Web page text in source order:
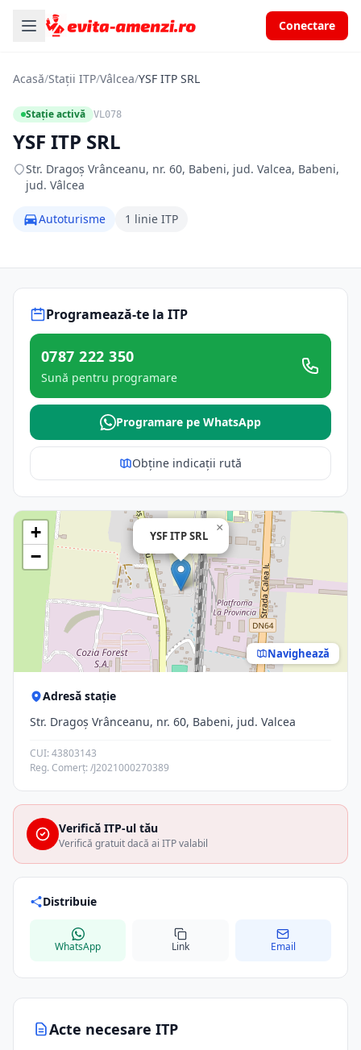
Conectare
Acasă/Stații ITP/Vâlcea/YSF ITP SRL
Stație activă VL078
YSF ITP SRL
Str. Dragoş Vrânceanu, nr. 60, Babeni, jud. Valcea, Babeni,
jud. Vâlcea
Autoturisme 1 linie ITP
Acte necesare ITP
Programează-te la ITP
0787 222 350
Sună pentru programare
Programare pe WhatsApp
Obține indicații rută
YSF ITP SRL
×
+
−
Navighează
Adresă stație
Str. Dragoş Vrânceanu, nr. 60, Babeni, jud. Valcea
CUI: 43803143
Reg. Comerț: /J2021000270389
Verifică ITP-ul tău
Verifică gratuit dacă ai ITP valabil
Distribuie
WhatsApp Link Email